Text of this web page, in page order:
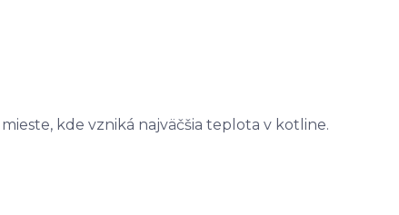
kde vzniká najväčšia teplota v kotline.